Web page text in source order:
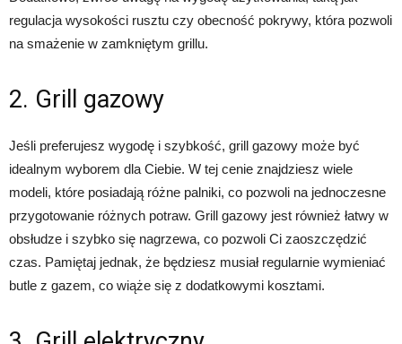
regulacja wysokości rusztu czy obecność pokrywy, która pozwoli
na smażenie w zamkniętym grillu.
2. Grill gazowy
Jeśli preferujesz wygodę i szybkość, grill gazowy może być
idealnym wyborem dla Ciebie. W tej cenie znajdziesz wiele
modeli, które posiadają różne palniki, co pozwoli na jednoczesne
przygotowanie różnych potraw. Grill gazowy jest również łatwy w
obsłudze i szybko się nagrzewa, co pozwoli Ci zaoszczędzić
czas. Pamiętaj jednak, że będziesz musiał regularnie wymieniać
butle z gazem, co wiąże się z dodatkowymi kosztami.